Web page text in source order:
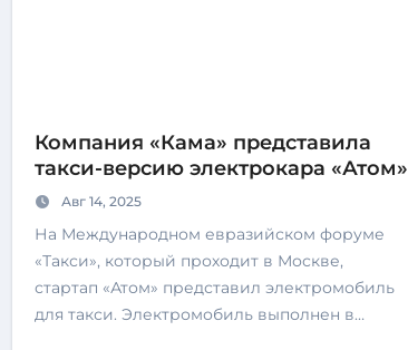
Компания «Кама» представила
такси-версию электрокара «Атом»
Авг 14, 2025
На Международном евразийском форуме
«Такси», который проходит в Москве,
стартап «Атом» представил электромобиль
для такси. Электромобиль выполнен в…